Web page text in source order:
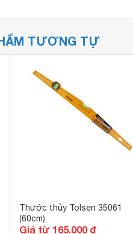
TƯƠNG TỰ
Thước thủy Tolsen 35061
(60cm)
Giá từ 165.000 đ